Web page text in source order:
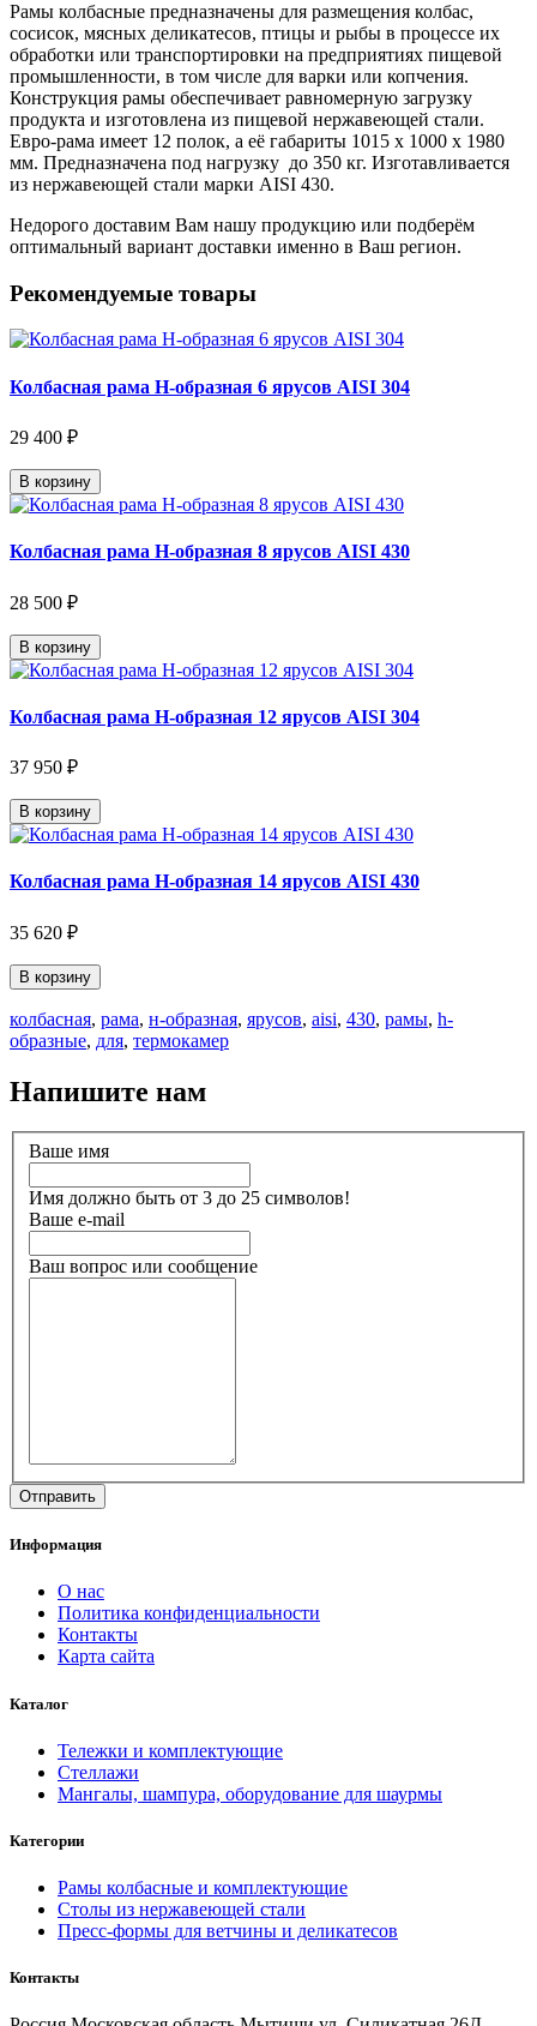
Рамы колбасные предназначены для размещения колбас,
сосисок, мясных деликатесов, птицы и рыбы в процессе их
обработки или транспортировки на предприятиях пищевой
промышленности, в том числе для варки или копчения.
Конструкция рамы обеспечивает равномерную загрузку
продукта и изготовлена из пищевой нержавеющей стали.
Евро-рама имеет 12 полок, а её габариты 1015 х 1000 х 1980
мм. Предназначена под нагрузку до 350 кг. Изготавливается
из нержавеющей стали марки AISI 430.
Недорого доставим Вам нашу продукцию или подберём
оптимальный вариант доставки именно в Ваш регион.
Рекомендуемые товары
Колбасная рама Н-образная 6 ярусов AISI 304
29 400 ₽
В корзину
Колбасная рама Н-образная 8 ярусов AISI 430
28 500 ₽
В корзину
Колбасная рама Н-образная 12 ярусов AISI 304
37 950 ₽
В корзину
Колбасная рама Н-образная 14 ярусов AISI 430
35 620 ₽
В корзину
колбасная, рама, н-образная, ярусов, aisi, 430, рамы, h-
образные, для, термокамер
Напишите нам
Ваше имя
Имя должно быть от 3 до 25 символов!
Ваше e-mail
Ваш вопрос или сообщение
Информация
О нас
Политика конфиденциальности
Контакты
Карта сайта
Каталог
Тележки и комплектующие
Стеллажи
Мангалы, шампура, оборудование для шаурмы
Категории
Рамы колбасные и комплектующие
Столы из нержавеющей стали
Пресс-формы для ветчины и деликатесов
Контакты